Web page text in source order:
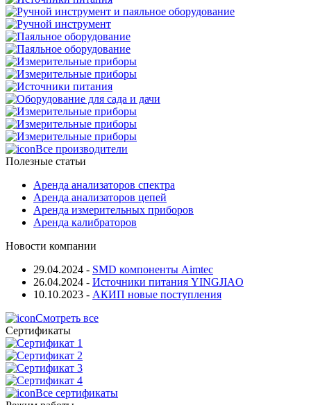
Все производители
Полезные статьи
Аренда анализаторов спектра
Аренда анализаторов цепей
Аренда измерительных приборов
Аренда калибраторов
Новости компании
29.04.2024 - SMD компоненты Aimtec
26.04.2024 - Источники питания YINGJIAO
10.10.2023 - АКИП новые поступления
Смотреть все
Сертификаты
Все сертификаты